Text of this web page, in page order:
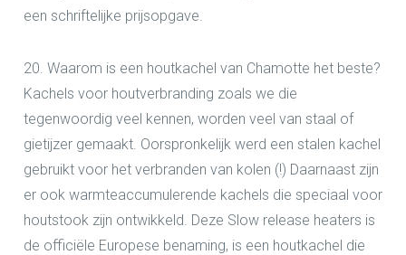
een schriftelijke prijsopgave.
20. Waarom is een houtkachel van Chamotte het beste?
Kachels voor houtverbranding zoals we die
tegenwoordig veel kennen, worden veel van staal of
gietijzer gemaakt. Oorspronkelijk werd een stalen kachel
gebruikt voor het verbranden van kolen (!) Daarnaast zijn
er ook warmteaccumulerende kachels die speciaal voor
houtstook zijn ontwikkeld. Deze Slow release heaters is
de officiële Europese benaming, is een houtkachel die